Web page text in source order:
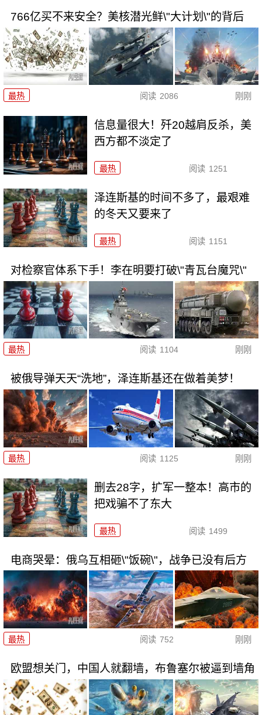
766亿买不来安全？美核潜光鲜\"大计划\"的背后
最热 阅读 2086 刚刚
信息量很大！歼20越肩反杀，美
西方都不淡定了
最热 阅读 1251
泽连斯基的时间不多了，最艰难
的冬天又要来了
最热 阅读 1151
对检察官体系下手！李在明要打破\"青瓦台魔咒\"
最热 阅读 1104 刚刚
被俄导弹天天“洗地”，泽连斯基还在做着美梦！
最热 阅读 1125 刚刚
删去28字，扩军一整本！高市的
把戏骗不了东大
最热 阅读 1499
电商哭晕：俄乌互相砸\"饭碗\"，战争已没有后方
最热 阅读 752 刚刚
欧盟想关门，中国人就翻墙，布鲁塞尔被逼到墙角